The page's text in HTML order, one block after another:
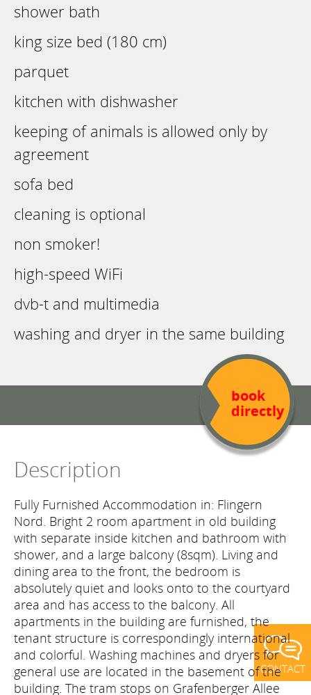
shower bath
king size bed (180 cm)
parquet
kitchen with dishwasher
keeping of animals is allowed only by
agreement
sofa bed
cleaning is optional
non smoker!
high-speed WiFi
dvb-t and multimedia
washing and dryer in the same building
book
directly
Description
Fully Furnished Accommodation in: Flingern
Nord. Bright 2 room apartment in old building
with separate inside kitchen and bathroom with
shower, and a large balcony (8sqm). Living and
dining area to the front, the bedroom is
absolutely quiet and looks onto to the courtyard
area and has access to the balcony. All
apartments in the building are furnished, the
tenant structure is correspondingly international
and colorful. Washing machines and dryers for
general use are located in the basement of the
building. The tram stops on Grafenberger Allee
CONTACT